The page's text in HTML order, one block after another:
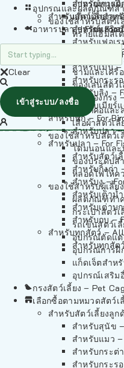
อุปกรณและผลิตภัณฑ์สำ
ของใช้สำหรับสัตว์เ
ทรายแฮมสเ
ทรายแมว –
ห้องน้ำสัตว์
ชามและเครื่
ของเล่นสัตว์
วัสดุรองกรง
ปลอกคอแล
เสื้อผ้าสัตว์เ
ของใช้สำหรับสัตว์เ
โดมนอนและ
ของประดับส
หลอดไฟให้ค
ของใช้สำหรับผู้เลี้ย
ผลิตภัณฑ์ทำ
กระเป๋าสัตว์
รถเข็นสัตว์เ
อุปกรณ์ตัดแต่
อุปกรณ์การฝึ
แก็ดเจ็ตสำห
อุปกรณ์เสริม
กรงสัตว์เลี้ยง – Pet
เลือกซื้อตามหมวดสัตว์เ
สำหรับสัตว์เลี้ยงลูก
สำหรับสุนัข
สำหรับแมว –
สำหรับกระต่
สำหรับกระร
อุปกรณ์การฝึ
แก็ดเจ็ตสำห
อุปกรณ์เสริม
สำหรับหนูแก
สำหรับสัตว์เลี้ยงลูก
สำหรับแฮมส
สำหรับเฟอเ
สำหรับหนู –
สำหรับเม่น –
สำหรับกระร
สำหรับลิง –
สำหรับเมียร์
สำหรับนก – For
สำหรับปลา –
สำหรับปลา – For
สำหรับสัตว์เ
สำหรับกิ้งก่า
สำหรับงู –
สำหรับเต่าน้
สำหรับเต่าบ
สำหรับกบ –
สำหรับทุกสัตว์ –
สำหรับทุกสัต
อาหารปลา – Fish Food
Clear
เข้าสู่ระบบ/ลงชื่อ